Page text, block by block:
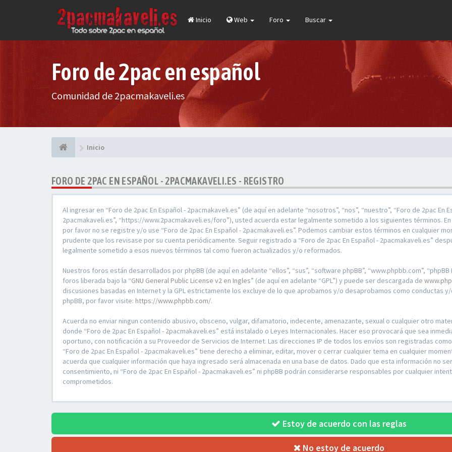
Inicio Web Foro Buscar
Foro de 2pac en español
Comunidad de 2pacmakaveli.es
Inicio
FORO DE 2PAC EN ESPAÑOL - 2PACMAKAVELI.ES - REGISTRO
Al ingresar en “Foro de 2pac En Español - 2pacmakaveli.es” (de aquí en adelante “nosotros”, “nos”, “nuestro”, “Foro de 2pac En
2pacmakaveli.es”, “https://www.2pacmakaveli.es/foro”), usted acuerda estar legalmente sometido a los siguientes términos.
por favor no se registre y/o use “Foro de 2pac En Español - 2pacmakaveli.es”. Podemos cambiar estos términos en cualquier
prudente que los revisase por su cuenta periódicamente. Seguir registrado a “Foro de 2pac En Español - 2pacmakaveli.es”
legalmente sometido a esos nuevos términos tal como fueron actualizados y/o reformados.
Nuestros foros están desarrollados por phpBB (de aquí en adelante “ellos”, “sus”, “software phpBB”, “www.phpbb.com”, “phpBB
foros liberada bajo la “GNU General Public License v2 en Ingles” (de aquí en adelante “GPL”) y puede ser descargada de
discusiones basadas en Internet y la GPL estrictamente los excluye de lo que aprobamos y/o desaprobamos como conductas
phpBB, por favor visite: https://www.phpbb.com/.
Acuerda no enviar ningun contenido abusivo, obsceno, vulgar, difamatorio, indecente, amenazante, sexual o cualquier otro
donde “Foro de 2pac En Español - 2pacmakaveli.es” está instalado o Leyes Internacionales. Hacer eso provocará que sea
oportuno, con notificación a su Proveedor de Servicios de Internet. Las direcciones IP de todos los envíos son registradas
“Foro de 2pac En Español - 2pacmakaveli.es” tiene derecho a eliminar, editar, mover o cerrar cualquier tema en cualquier
acuerda que cualquier información que haya ingresado será almacenada en una base de datos. Dado que esta información no
consentimiento, ni “Foro de 2pac En Español - 2pacmakaveli.es” ni phpBB podrán considerarse responsables por cualquier
comprometidos.
Estoy de acuerdo con las reglas
No estoy de acuerdo